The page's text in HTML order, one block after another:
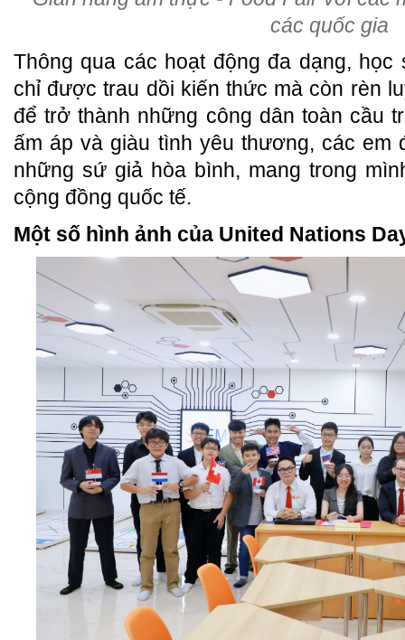
các quốc gia
Thông qua các hoạt động đa dạng,
chỉ được trau dồi kiến thức mà còn rèn
để trở thành những công dân toàn cầu
ấm áp và giàu tình yêu thương, các em
những sứ giả hòa bình, mang trong
cộng đồng quốc tế.
Một số hình ảnh của United Nations